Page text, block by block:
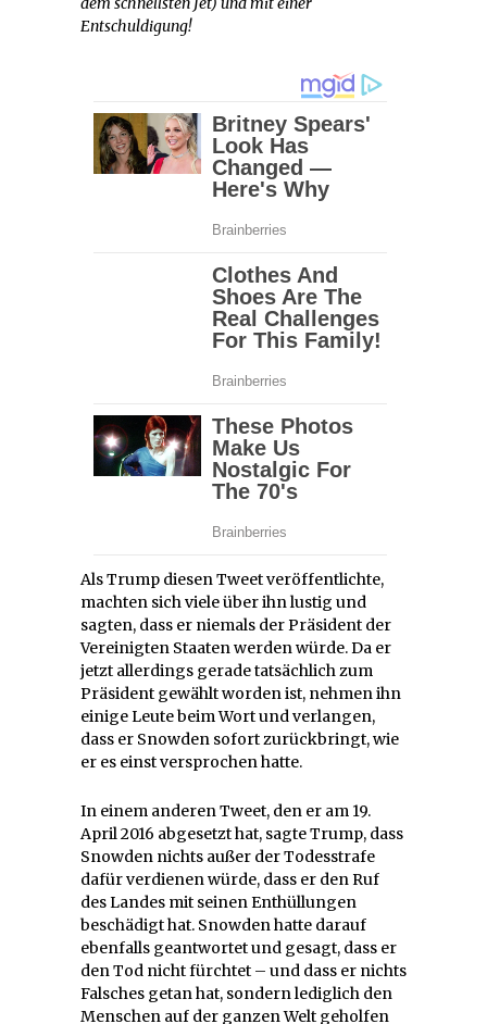
Entschuldigung!
Als Trump diesen Tweet veröffentlichte,
machten sich viele über ihn lustig und
sagten, dass er niemals der Präsident der
Vereinigten Staaten werden würde. Da er
jetzt allerdings gerade tatsächlich zum
Präsident gewählt worden ist, nehmen ihn
einige Leute beim Wort und verlangen,
dass er Snowden sofort zurückbringt, wie
er es einst versprochen hatte.
In einem anderen Tweet, den er am 19.
April 2016 abgesetzt hat, sagte Trump, dass
Snowden nichts außer der Todesstrafe
dafür verdienen würde, dass er den Ruf
des Landes mit seinen Enthüllungen
beschädigt hat. Snowden hatte darauf
ebenfalls geantwortet und gesagt, dass er
den Tod nicht fürchtet – und dass er nichts
Falsches getan hat, sondern lediglich den
Menschen auf der ganzen Welt geholfen